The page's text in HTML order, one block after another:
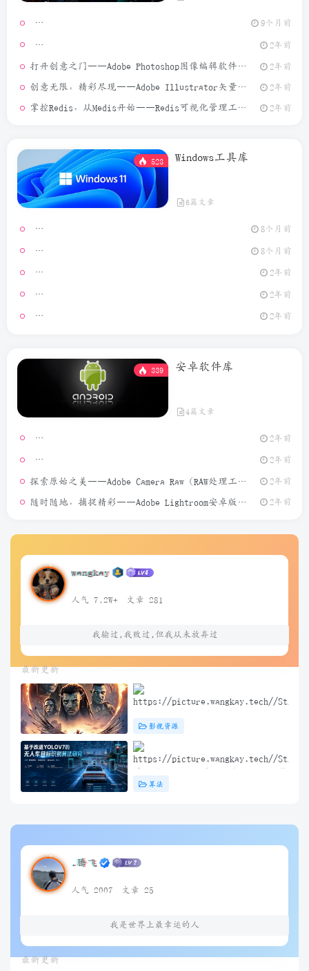
9个月前
2年前
打开创意之门——Adobe Photoshop图像编辑软件介绍 2年前
创意无限，精彩尽现——Adobe Illustrator矢量图形设计软件介绍 2年前
掌控Redis，从Medis开始——Redis可视化管理工具介绍 2年前
523 Windows工具库
6篇文章
Video
8个月前
MouseClick
8个月前
2年前
2年前
GeoPort
2年前
339 安卓软件库
4篇文章
2年前
模拟定位
2年前
探索原始之美——Adobe Camera Raw（RAW处理工具）介绍 2年前
随时随地，捕捉精彩——Adobe Lightroom安卓版介绍 2年前
wangkay
人气 7.2W+ 文章 281
我输过,我败过,但我从未放弃过
最新更新
中英双字 夸克&度盘&迅雷下载
影视资源
法研究（问答）
算法
.腾飞
人气 2007 文章 25
我是世界上最幸运的人
最新更新